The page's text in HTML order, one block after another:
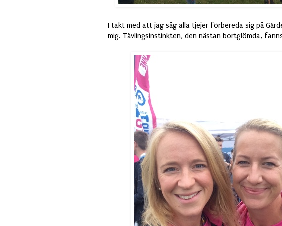
I takt med att jag såg alla tjejer förbereda sig på
mig. Tävlingsinstinkten, den nästan bortglömda,